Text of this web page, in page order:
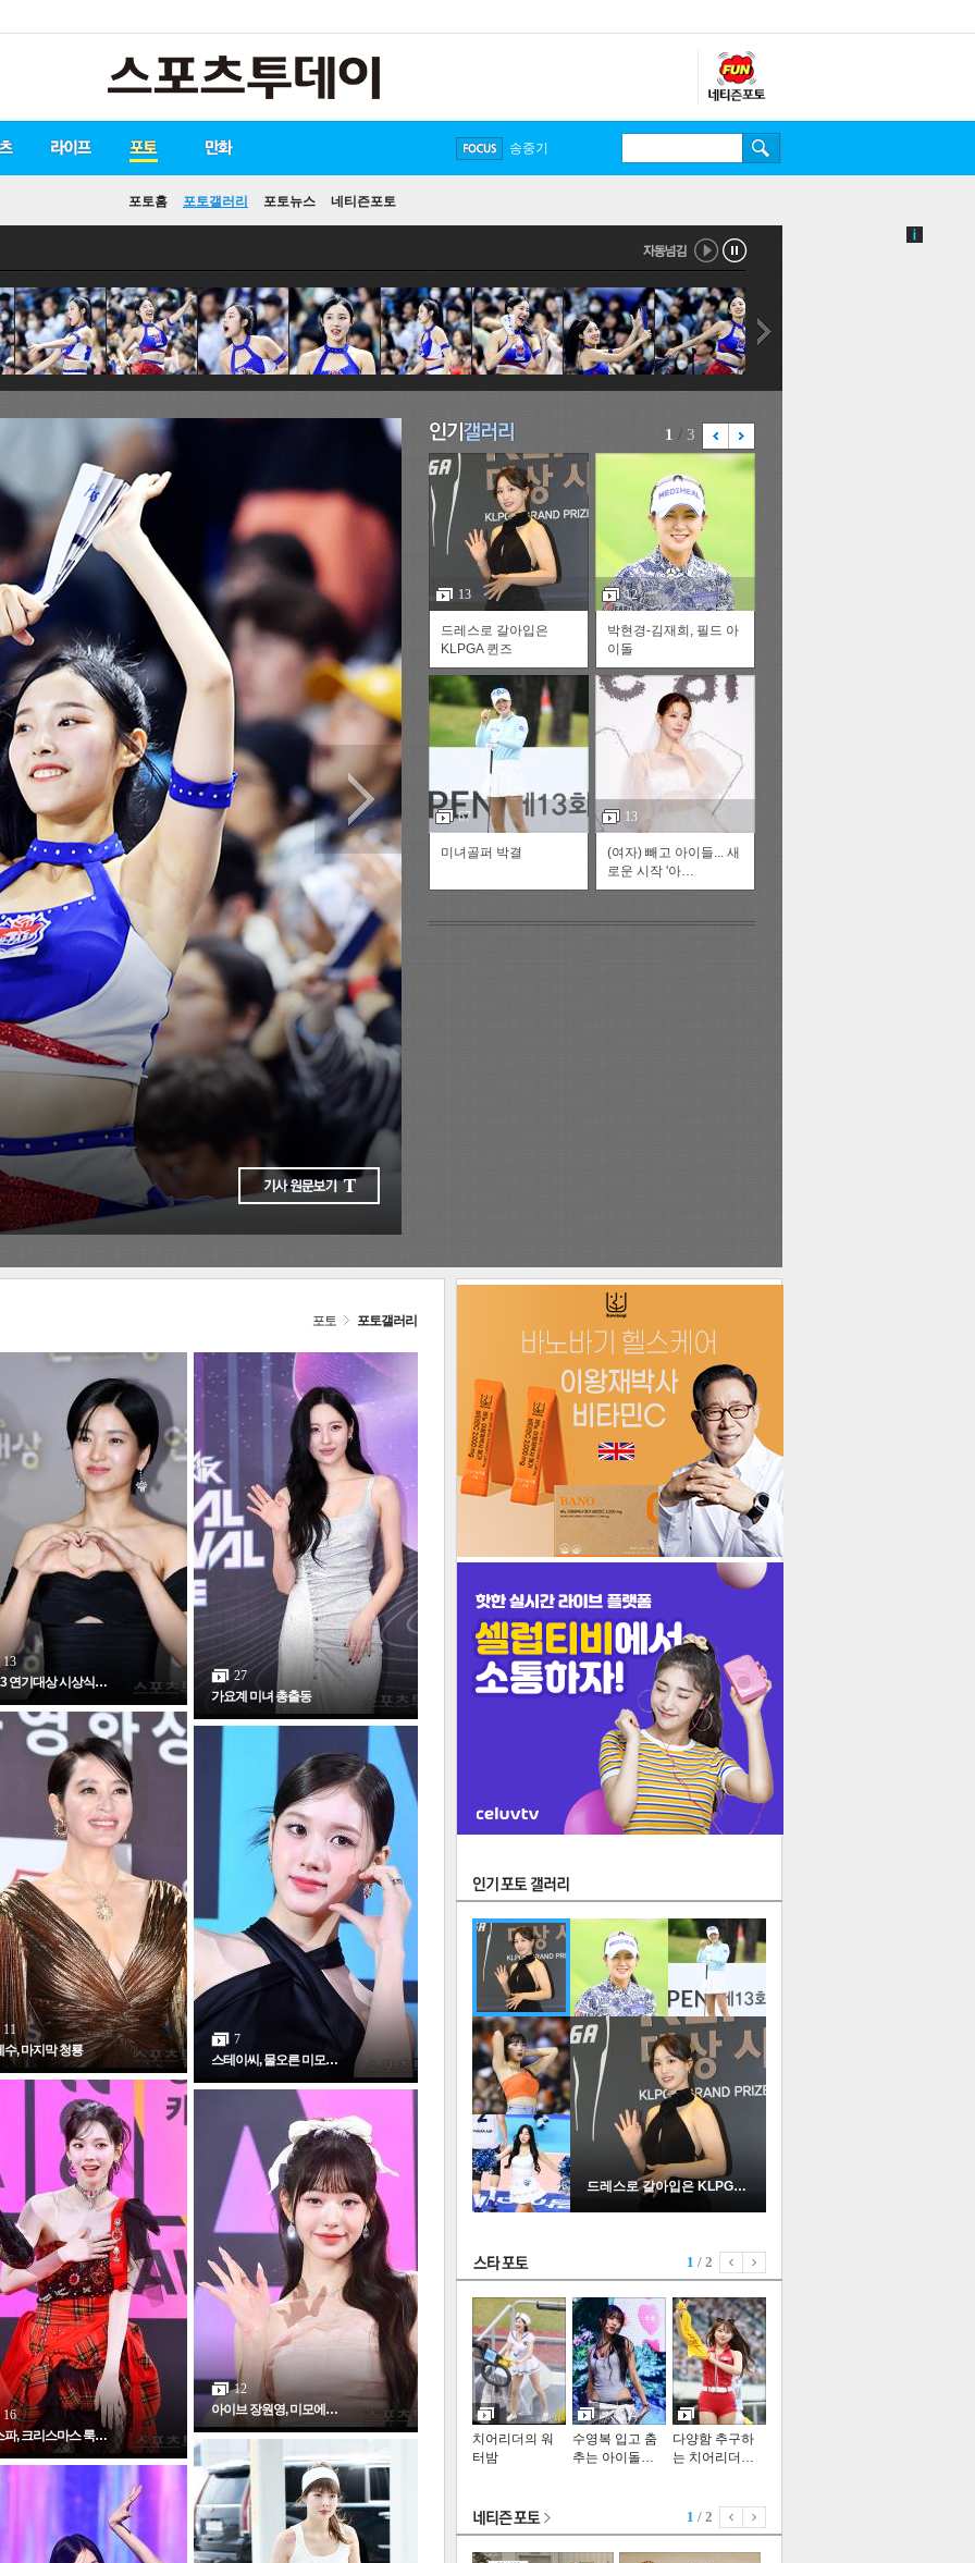
스투펀
라이프 포토
포토홈 포토갤러리 포토뉴스 네티즌포토
만화
FOCUS
방탄소년단
손흥민
유아인
송중기
자동넘 재 정
음
1 / 3
13
드레스로 갈아입은
KLPGA 퀸즈
12
박현경-김재희, 필드 아
이돌
67
미녀골퍼 박결
13
(여자) 빼고 아이들... 새
로운 시작 '아…
포토 포토갤러리
13
연기대상 시상식…
11
수, 마지막 청룡
16
파, 크리스마스 룩…
27
가요계 미녀 총출동
7
스테이씨, 물오른 미모…
12
아이브 장원영, 미모에…
인기포토
드레스로 갈아입은 KLPGA …
1 / 2
치어리더의 워
터밤
수영복 입고 춤
추는 아이돌…
다양함 추구하
는 치어리더…
1 / 2